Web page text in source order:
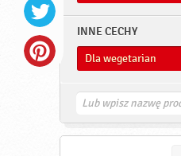
INNE CECHY
Dla wegetarian